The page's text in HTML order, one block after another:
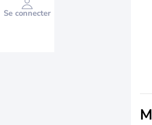
Se connecter